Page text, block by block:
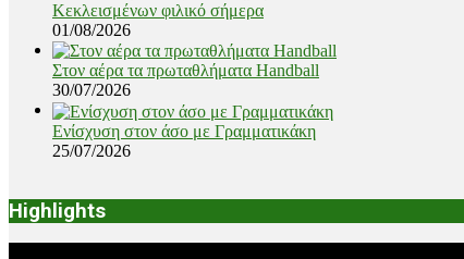
Κεκλεισμένων φιλικό σήμερα
01/08/2026
Στον αέρα τα πρωταθλήματα Handball
30/07/2026
Ενίσχυση στον άσο με Γραμματικάκη
25/07/2026
Highlights